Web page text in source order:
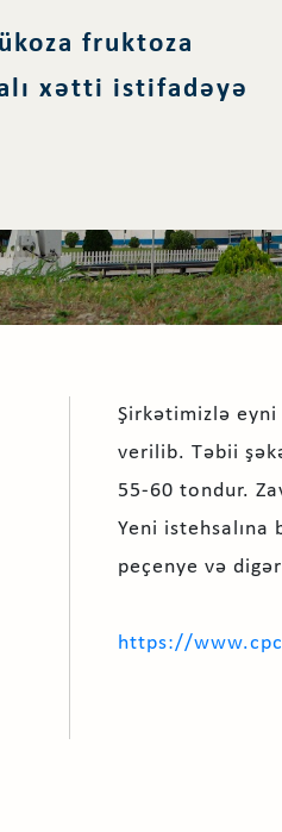
fruktoza
xətti istifadəyə
Şirkətimizlə
verilib. Təbii
55-60 tondur.
Yeni istehsalına
peçenye və
https://